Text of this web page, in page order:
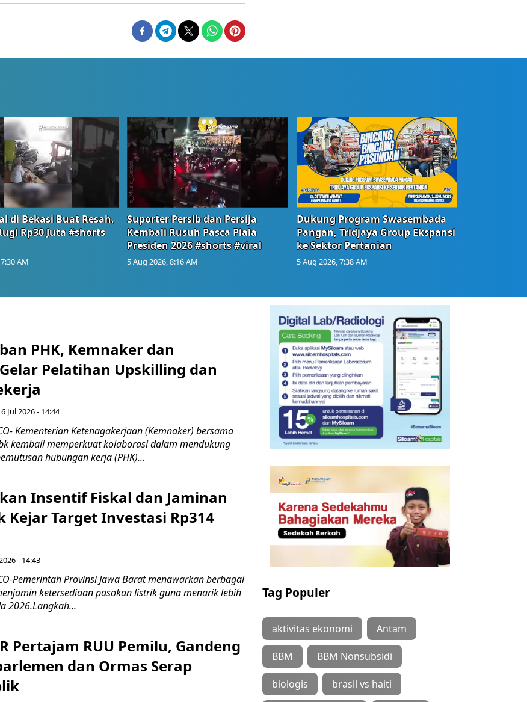
di Bekasi Buat Resah,
Rp30 Juta #shorts
AM
Suporter Persib dan Persija
Kembali Rusuh Pasca Piala
Presiden 2026 #shorts #viral
5 Aug 2026, 8:16 AM
Dukung Program Swasembada
Pangan, Tridjaya Group Ekspansi
ke Sektor Pertanian
5 Aug 2026, 7:38 AM
PHK, Kemnaker dan
Pelatihan Upskilling dan
Jul 2026 - 14:44
Kementerian Ketenagakerjaan (Kemnaker) bersama
kembali memperkuat kolaborasi dalam mendukung
hubungan kerja (PHK)...
Insentif Fiskal dan Jaminan
Target Investasi Rp314
- 14:43
Pemerintah Provinsi Jawa Barat menawarkan berbagai
ketersediaan pasokan listrik guna menarik lebih
2026.Langkah...
Pertajam RUU Pemilu, Gandeng
dan Ormas Serap
Tag Populer
aktivitas ekonomi Antam
BBM BBM Nonsubsidi
biologis brasil vs haiti